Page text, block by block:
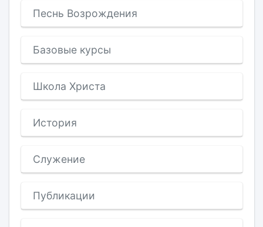
Песнь Возрождения
Базовые курсы
Школа Христа
История
Служение
Публикации